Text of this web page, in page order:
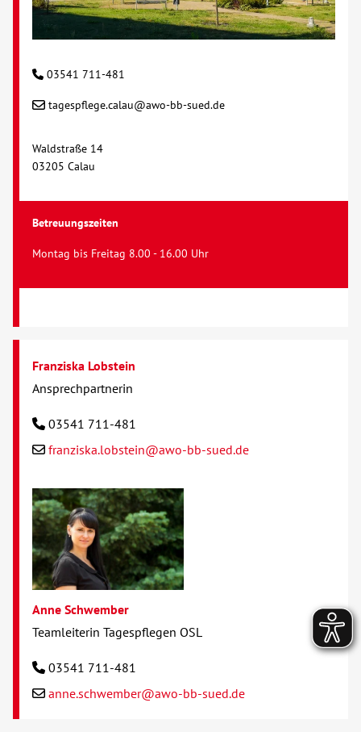
03541 711-481
tagespflege.calau@awo-bb-sued.de
Waldstraße 14
03205 Calau
Betreuungszeiten
Montag bis Freitag 8.00 - 16.00 Uhr
Franziska Lobstein
Ansprechpartnerin
03541 711-481
franziska.lobstein@awo-bb-sued.de
Anne Schwember
Teamleiterin Tagespflegen OSL
03541 711-481
anne.schwember@awo-bb-sued.de